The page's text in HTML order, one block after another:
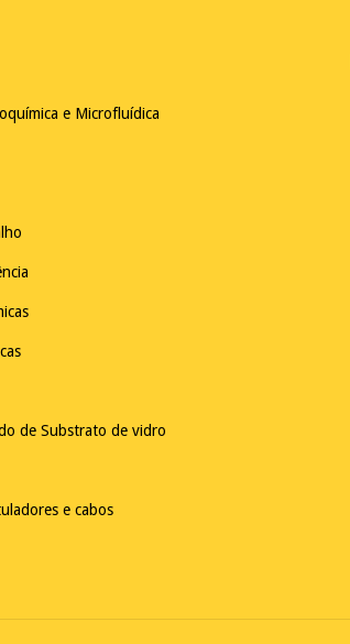
e Microfluídica
de Substrato de vidro
e cabos